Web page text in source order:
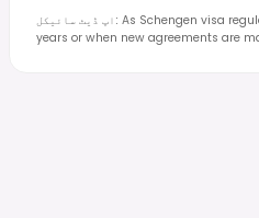
اپ ڈیٹ سائیکل : As Schengen visa
years or when new agreements are